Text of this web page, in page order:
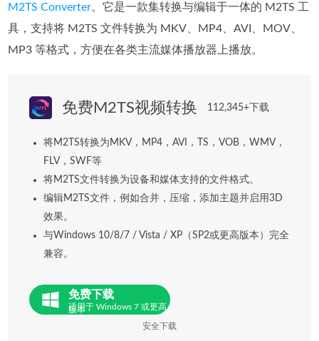
M2TS Converter。它是一款集转换与编辑于一体的 M2TS 工
具，支持将 M2TS 文件转换为 MKV、MP4、AVI、MOV、
MP3 等格式，方便在各类主流媒体播放器上播放。
免费M2TS视频转换 112,345+下载
将M2TS转换为MKV，MP4，AVI，TS，VOB，WMV，
FLV，SWF等
将M2TS文件转换为设备和媒体支持的文件格式。
编辑M2TS文件，例如合并，压缩，添加主题并启用3D
效果。
与Windows 10/8/7 / Vista / XP（SP2或更高版本）完全
兼容。
免费下载
适用于 Windows 7 或更高
版本
安全下载